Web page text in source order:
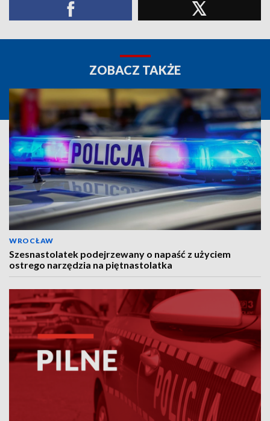
ZOBACZ TAKŻE
WROCŁAW
Szesnastolatek podejrzewany o napaść z użyciem
ostrego narzędzia na piętnastolatka